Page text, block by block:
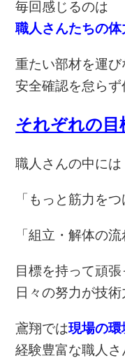
毎回感じるのは
職人さんたちの
重たい部材を運び
安全確認を怠ら
それぞれの目
職人さんの中には
「もっと筋力を
「組立・解体の
目標を持って頑
日々の努力が技
鳶翔では現場の
経験豊富な職人